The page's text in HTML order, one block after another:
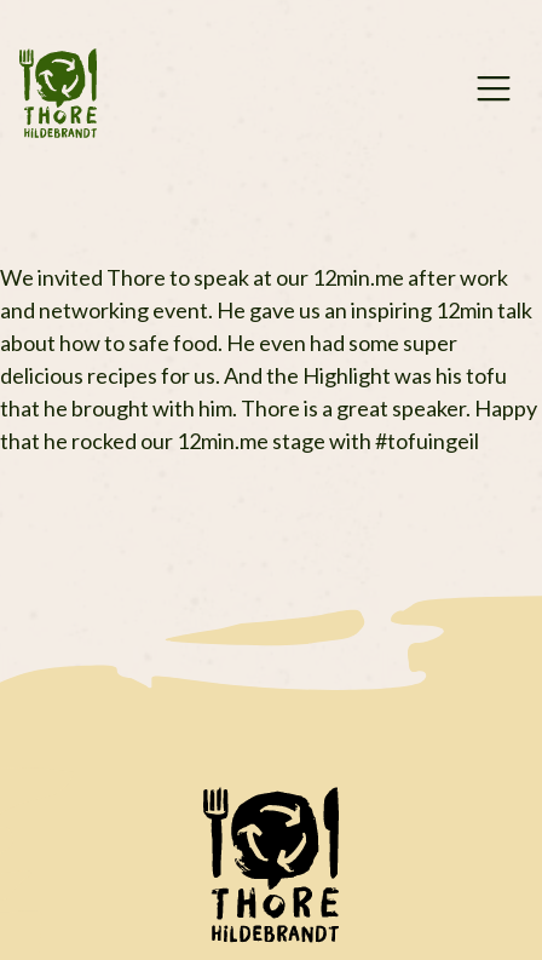
Inhalt
springen
We invited Thore to speak at our 12min.me after work
and networking event. He gave us an inspiring 12min talk
about how to safe food. He even had some super
delicious recipes for us. And the Highlight was his tofu
that he brought with him. Thore is a great speaker. Happy
that he rocked our 12min.me stage with #tofuingeil